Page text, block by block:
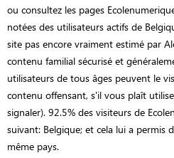
ou consultez les pages
notées des utilisateurs actifs de
site pas encore vraiment estimé par
contenu familial sécurisé et
utilisateurs de tous âges peuvent le
contenu offensant, s'il vous plaît
signaler). 92.5% des visiteurs de
suivant: Belgique; et cela lui a permis
même pays.